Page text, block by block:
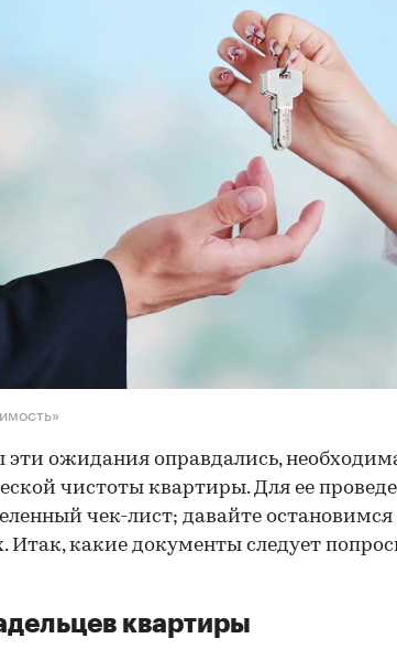
эти ожидания оправдались,
чистоты квартиры. Для ее
чек-лист; давайте остановимся
Итак, какие документы следует
квартиры